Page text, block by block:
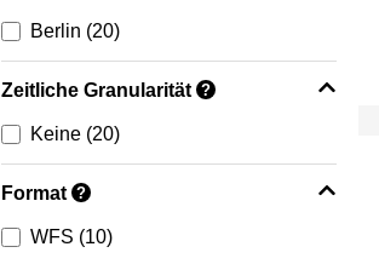
Berlin (20)
Zeitliche Granularität ?
Keine (20)
Format ?
WFS (10)